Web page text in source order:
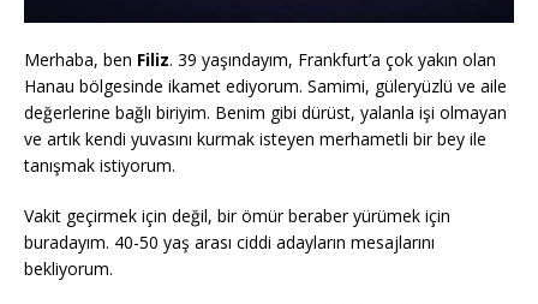
Merhaba, ben Filiz. 39 yaşındayım, Frankfurt’a çok yakın olan
Hanau bölgesinde ikamet ediyorum. Samimi, güleryüzlü ve aile
değerlerine bağlı biriyim. Benim gibi dürüst, yalanla işi olmayan
ve artık kendi yuvasını kurmak isteyen merhametli bir bey ile
tanışmak istiyorum.
Vakit geçirmek için değil, bir ömür beraber yürümek için
buradayım. 40-50 yaş arası ciddi adayların mesajlarını
bekliyorum.